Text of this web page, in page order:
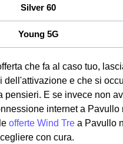
Silver 60
Young 5G
che fa al caso tuo,
dell'attivazione e che si
pensieri. E se invece non
internet a
offerte Wind Tre a Pavullo
con cura.